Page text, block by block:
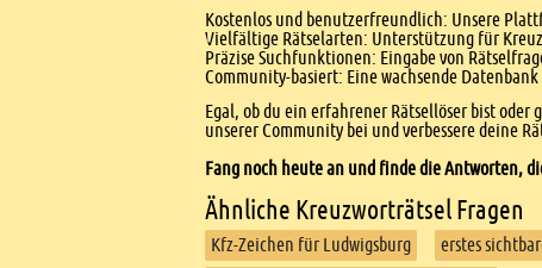
Kostenlos und benutzerfreundlich: Unsere
Vielfältige Rätselarten: Unterstützung für
Präzise Suchfunktionen: Eingabe von
Community-basiert: Eine wachsende
Egal, ob du ein erfahrener Rätsellöser bist
unserer Community bei und verbessere deine
Fang noch heute an und finde die Antworten,
Ähnliche Kreuzworträtsel Fragen
Kfz-Zeichen für Ludwigsburg erstes